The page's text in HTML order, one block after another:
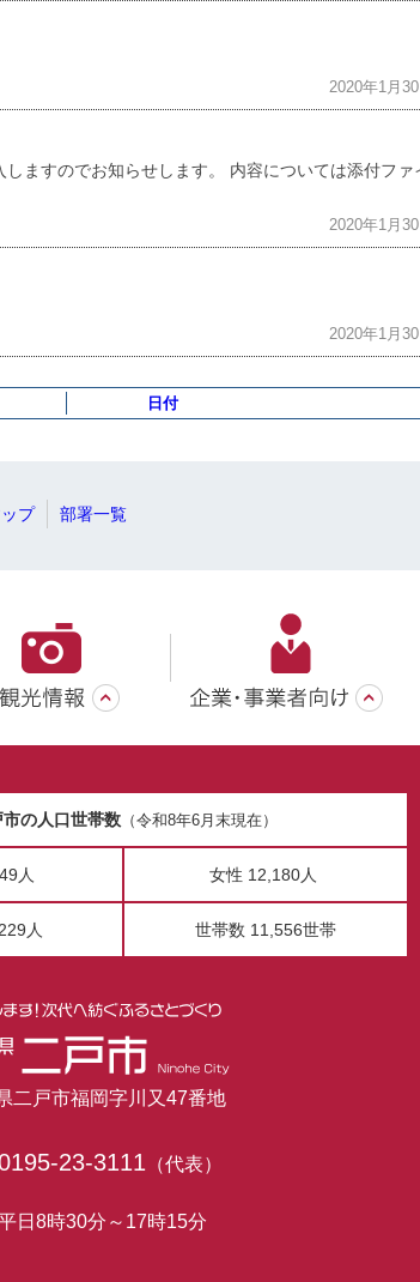
2020年1月30
ますのでお知らせします。 内容については添付ファ
2020年1月30
2020年1月30
日付
プ 部署一覧
の人口世帯数（令和8年6月末現在）
人 女性 12,180人
人 世帯数 11,556世帯
戸市福岡字川又47番地
23-3111 （代表）
日8時30分～17時15分